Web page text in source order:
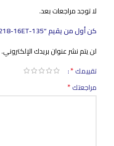
لا توجد مراجعات بعد.
كن أول من يقيم “PFS3218-16ET-135”
لن يتم نشر عنوان بريدك الإلكتروني.
تقييمك*
مراجعتك*